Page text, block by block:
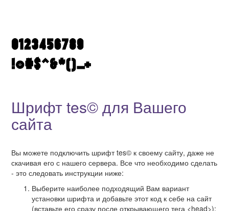
Шрифт tes© для Вашего
сайта
Вы можете подключить шрифт tes© к своему сайту, даже не
скачивая его с нашего сервера. Все что необходимо сделать
- это следовать инструкции ниже:
Выберите наиболее подходящий Вам вариант
установки шрифта и добавьте этот код к себе на сайт
(вставьте его сразу после открывающего тега <head>):